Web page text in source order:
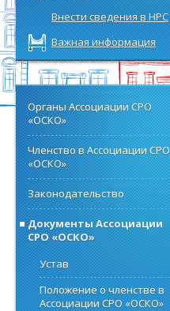
Внести сведения в НРС
Важная информация
Органы Ассоциации СРО
«ОСКО»
Членство в Ассоциации СРО
«ОСКО»
Законодательство
Документы Ассоциации
СРО «ОСКО»
Устав
Положение о членстве в
Ассоциации СРО «ОСКО»